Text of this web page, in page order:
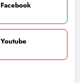
Facebook
Youtube